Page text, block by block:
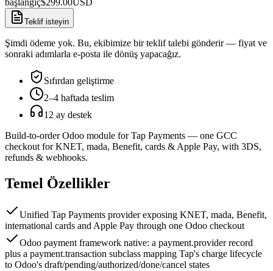
Teklif isteyin
Şimdi ödeme yok. Bu, ekibimize bir teklif talebi gönderir — fiyat ve
sonraki adımlarla e-posta ile dönüş yapacağız.
Sıfırdan geliştirme
2–4 haftada teslim
12 ay destek
Build-to-order Odoo module for Tap Payments — one GCC
checkout for KNET, mada, Benefit, cards & Apple Pay, with 3DS,
refunds & webhooks.
Temel Özellikler
Unified Tap Payments provider exposing KNET, mada, Benefit,
international cards and Apple Pay through one Odoo checkout
Odoo payment framework native: a payment.provider record
plus a payment.transaction subclass mapping Tap's charge lifecycle
to Odoo's draft/pending/authorized/done/cancel states